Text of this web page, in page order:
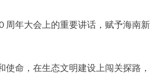
年大会上的重要讲话，赋予海南新
命，在生态文明建设上闯关探路，